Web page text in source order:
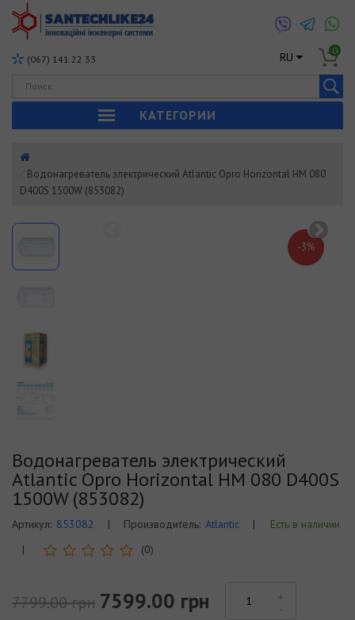
(067) 141 22 33 RU 0
КАТЕГОРИИ
Водонагреватель электрический Atlantic Opro Horizontal HM 080
D400S 1500W (853082)
-3%
Водонагреватель электрический
Atlantic Opro Horizontal HM 080 D400S
1500W (853082)
Артикул: 853082 | Производитель: Atlantic |
Есть в наличии
|
(0)
7799.00 грн 7599.00 грн